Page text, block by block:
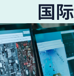
SEARCH
Search
for: